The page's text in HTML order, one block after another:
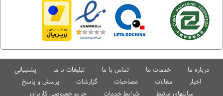
درباره ما خدمات ما تماس با ما تبلیغات با ما
پشتیبانی
اخبار
مقالات مصاحبات گزارشات
پرسش و پاسخ
سایتهای مرتبط
شرایط خدمات
حریم خصوصی کاربران